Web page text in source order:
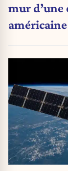
mur d’une
américaine